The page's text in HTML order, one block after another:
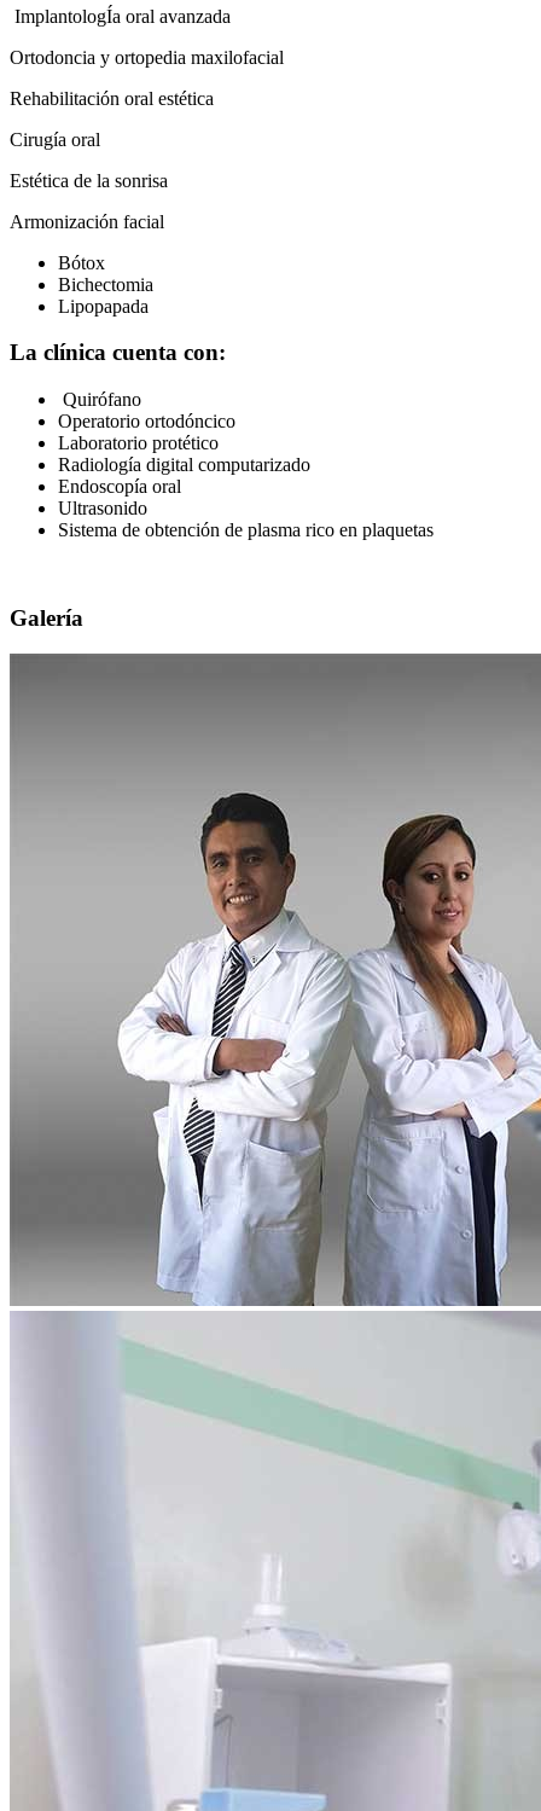
ImplantologÍa oral avanzada
Ortodoncia y ortopedia maxilofacial
Rehabilitación oral estética
Cirugía oral
Estética de la sonrisa
Armonización facial
Bótox
Bichectomia
Lipopapada
La clínica cuenta con:
Quirófano
Operatorio ortodóncico
Laboratorio protético
Radiología digital computarizado
Endoscopía oral
Ultrasonido
Sistema de obtención de plasma rico en plaquetas
Galería